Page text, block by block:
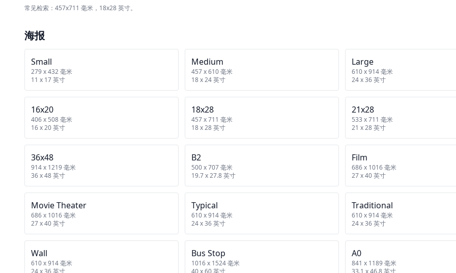
常见检索：457x711 毫米，18x28 英寸。
海报
Small
279 x 432 毫米
11 x 17 英寸
Medium
457 x 610 毫米
18 x 24 英寸
Large
610 x 914 毫米
24 x 36 英寸
16x20
406 x 508 毫米
16 x 20 英寸
18x28
457 x 711 毫米
18 x 28 英寸
21x28
533 x 711 毫米
21 x 28 英寸
36x48
914 x 1219 毫米
36 x 48 英寸
B2
500 x 707 毫米
19.7 x 27.8 英寸
Film
686 x 1016 毫米
27 x 40 英寸
Movie Theater
686 x 1016 毫米
27 x 40 英寸
Typical
610 x 914 毫米
24 x 36 英寸
Traditional
610 x 914 毫米
24 x 36 英寸
Wall
610 x 914 毫米
24 x 36 英寸
Bus Stop
1016 x 1524 毫米
40 x 60 英寸
A0
841 x 1189 毫米
33.1 x 46.8 英寸